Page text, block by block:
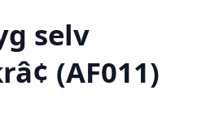
selv
(AF011)